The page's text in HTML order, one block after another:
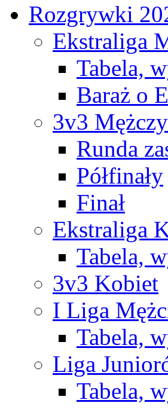
Rozgrywki
Ekstraliga
Tabela,
Baraż o
3v3
Runda
Półfinały
Finał
Ekstraliga
Tabela,
3v3 Kobiet
I Liga
Tabela,
Liga
Tabela,